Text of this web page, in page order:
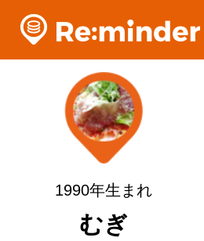
1990年生まれ
むぎ